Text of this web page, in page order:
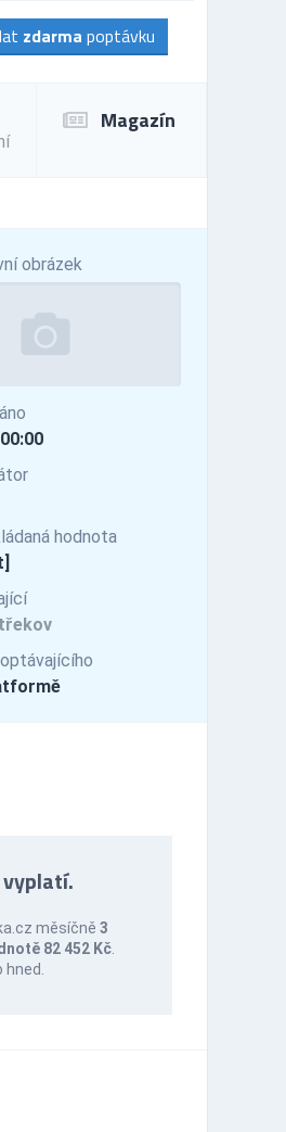
zdarma poptávku
Magazín
obrázek
hodnota
vyplatí.
měsíčně3
82 452 Kč.